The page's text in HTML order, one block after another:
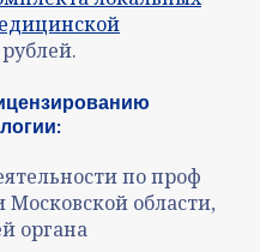
по проф
области,
органа